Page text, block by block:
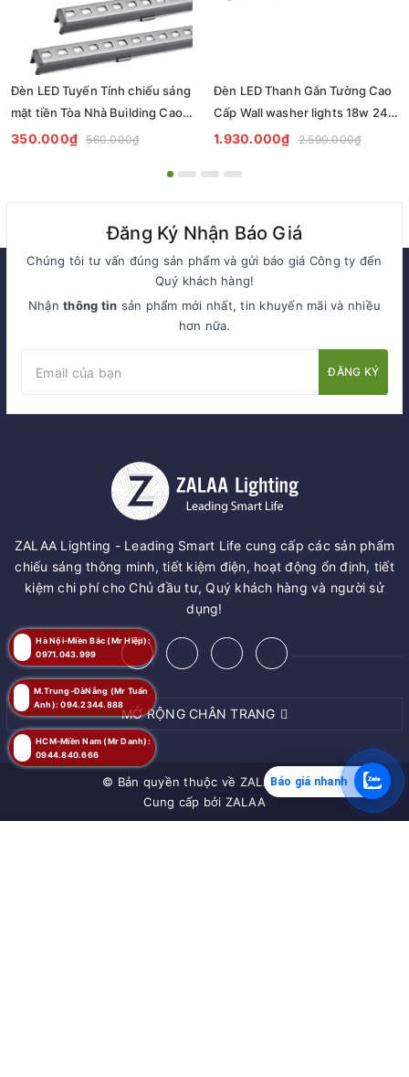
Đèn LED Tuyến Tính chiếu sáng
mặt tiền Tòa Nhà Building Cao
Tầng có lập trình DMX512 Rgb
350.000₫ 560.000₫
Đèn LED Thanh Gắn Tường Cao
Cấp Wall washer lights 18w 24w
ZKB-WS060 - Facade lighting
1.930.000₫ 2.590.000₫
Đăng Ký Nhận Báo Giá
Chúng tôi tư vấn đúng sản phẩm và gửi báo giá Công ty đến
Quý khách hàng!
Nhậnthông tin sản phẩm mới nhất, tin khuyến mãi và nhiều
hơn nữa.
ĐĂNG KÝ
ZALAA Lighting - Leading Smart Life cung cấp các sản phẩm
chiếu sáng thông minh, tiết kiệm điện, hoạt động ổn định, tiết
kiệm chi phí cho Chủ đầu tư, Quý khách hàng và người sử
dụng!
MỞ RỘNG CHÂN TRANG
© Bản quyền thuộc về ZALAA JSC
Cung cấp bởi ZALAA
HCM-Miền Nam (Mr Danh):
0944.840.666
Hà Nội-Miền Bắc (Mr Hiệp):
0971.043.999
M.Trung-ĐàNẵng (Mr Tuấn
Anh): 094.2344.888
Báo giá nhanh